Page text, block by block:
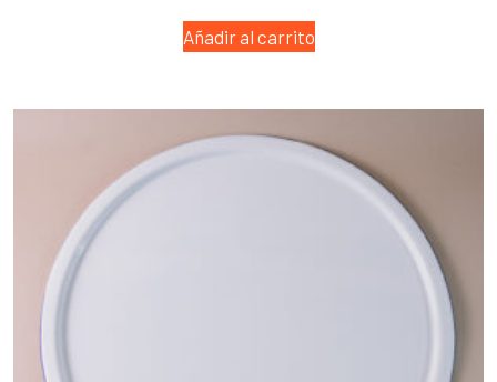
Añadir al carrito